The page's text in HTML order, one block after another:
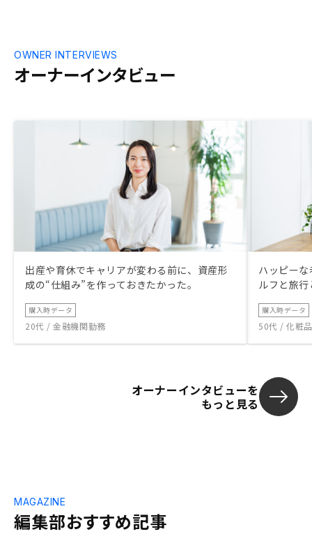
オーナーインタビュー
OWNER INTERVIEWS
出産や育休でキャリアが変わる前に、資産形
成の“仕組み”を作っておきたかった。
購入時データ
20代 / 金融機関勤務
ハッピー
ルフと旅
購入時データ
50代 / 化粧
オーナーインタビューを
もっと見る
編集部おすすめ記事
MAGAZINE